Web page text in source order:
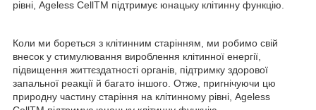
рівні, Ageless CellTM підтримує юнацьку клітинну функцію.
Коли ми бореться з клітинним старінням, ми робимо свій
внесок у стимулювання вироблення клітинної енергії,
підвищення життєздатності органів, підтримку здорової
запальної реакції й багато іншого. Отже, пригнічуючи цю
природну частину старіння на клітинному рівні, Ageless